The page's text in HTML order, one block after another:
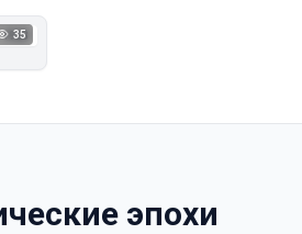
1923
35
эпохи